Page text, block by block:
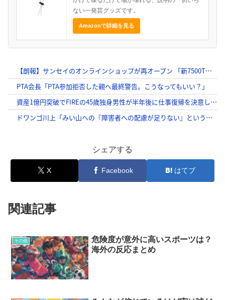
ない一発芸グッズです。
Amazonで詳細を見る
シェアする
X Facebook はてブ
関連記事
その他
危険度が意外に高いスポーツは？
海外の反応まとめ